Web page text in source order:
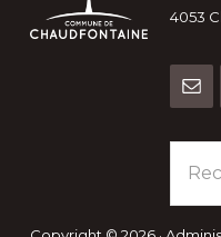
4053
dans
ce
site